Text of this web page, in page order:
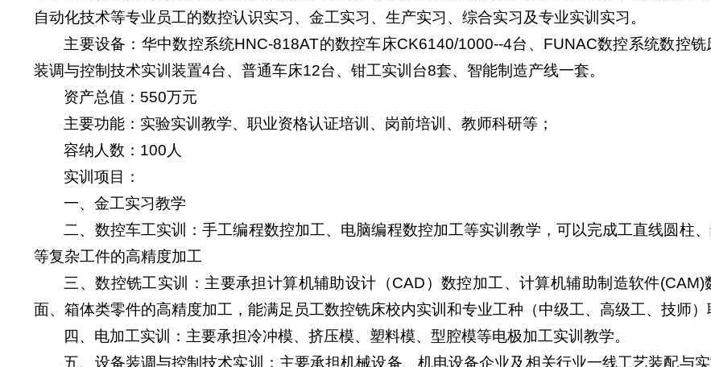
自动化技术等专业员工的数控认识实习、金工实习、生产实习、综合实习及专业实训实习。
主要设备：华中数控系统HNC-818AT的数控车床CK6140/1000--4台、FUNAC数控系统数控
装调与控制技术实训装置4台、普通车床12台、钳工实训台8套、智能制造产线一套。
资产总值：550万元
主要功能：实验实训教学、职业资格认证培训、岗前培训、教师科研等；
容纳人数：100人
实训项目：
一、金工实习教学
二、数控车工实训：手工编程数控加工、电脑编程数控加工等实训教学，可以完成工直线圆柱
等复杂工件的高精度加工
三、数控铣工实训：主要承担计算机辅助设计（CAD）数控加工、计算机辅助制造软件
面、箱体类零件的高精度加工，能满足员工数控铣床校内实训和专业工种（中级工、高级工、技师）
四、电加工实训：主要承担冷冲模、挤压模、塑料模、型腔模等电极加工实训教学。
五、设备装调与控制技术实训：主要承担机械设备、机电设备企业及相关行业一线工艺装配与